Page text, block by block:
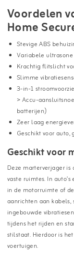
Voordelen
Home
Stevige ABS
Variabele
Krachtig flitslicht
Slimme
3-in-1
> Accu-
batterijen)
Zeer laag
Geschikt voor auto,
Geschikt voor
Deze marterverjager
vaste ruimtes. In
in de motorruimte of
aanrichten aan
ingebouwde
tijdens het rijden en
stilstaat. Hierdoor is
voertuigen.